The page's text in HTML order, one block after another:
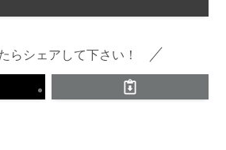
らシェアして下さい！